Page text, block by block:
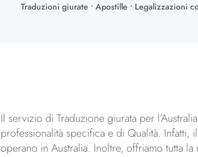
Traduzioni giurate • Apostille • Legalizzazioni
Il servizio di Traduzione giurata per
professionalità specifica e di Qualità.
operano in Australia. Inoltre, offriamo tutta